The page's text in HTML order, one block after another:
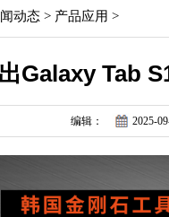
动态 > 产品应用 >
Galaxy Tab
编辑： 2025-